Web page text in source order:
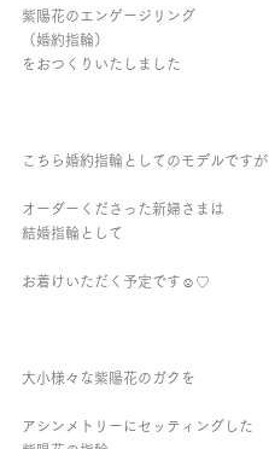
紫陽花のエンゲージリング
（婚約指輪）
をおつくりいたしました
こちら婚約指輪としてのモデルですが
オーダーくださった新婦さまは
結婚指輪として
お着けいただく予定です☺︎︎♡︎
大小様々な紫陽花のガクを
アシンメトリーにセッティングした